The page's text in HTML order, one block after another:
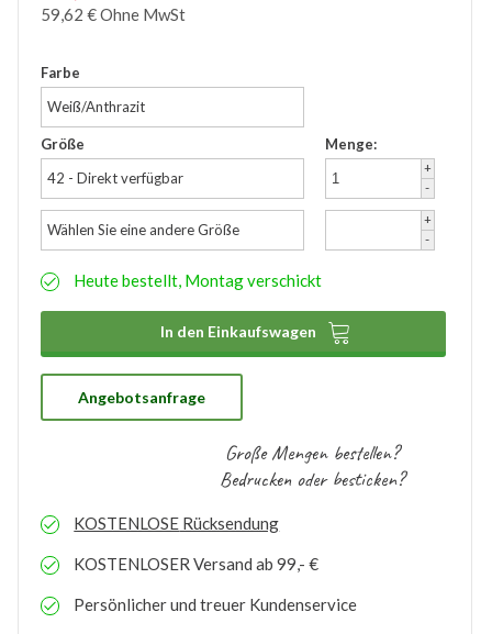
Zubehör
Wathose
59,62 €Ohne MwSt
Farbe
Weiß/Anthrazit
Größe
42 - Direkt verfügbar
Menge:
+
-
Wählen Sie eine andere Größe
+
-
Heute bestellt, Montag verschickt
In den Einkaufswagen 
Angebotsanfrage
Große Mengen bestellen?
Bedrucken oder besticken?
KOSTENLOSE Rücksendung
KOSTENLOSER Versand ab 99,- €
Persönlicher und treuer Kundenservice